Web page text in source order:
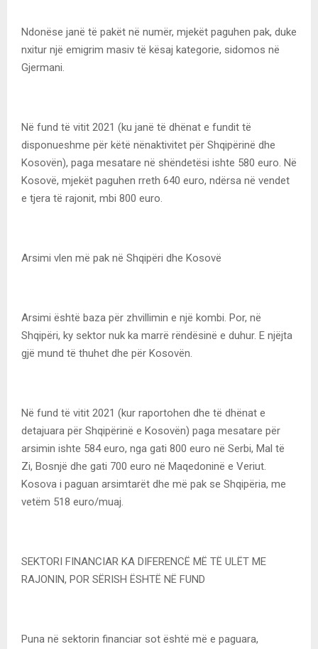
Ndonëse janë të pakët në numër, mjekët paguhen pak, duke
nxitur një emigrim masiv të kësaj kategorie, sidomos në
Gjermani.
Në fund të vitit 2021 (ku janë të dhënat e fundit të
disponueshme për këtë nënaktivitet për Shqipërinë dhe
Kosovën), paga mesatare në shëndetësi ishte 580 euro. Në
Kosovë, mjekët paguhen rreth 640 euro, ndërsa në vendet
e tjera të rajonit, mbi 800 euro.
Arsimi vlen më pak në Shqipëri dhe Kosovë
Arsimi është baza për zhvillimin e një kombi. Por, në
Shqipëri, ky sektor nuk ka marrë rëndësinë e duhur. E njëjta
gjë mund të thuhet dhe për Kosovën.
Në fund të vitit 2021 (kur raportohen dhe të dhënat e
detajuara për Shqipërinë e Kosovën) paga mesatare për
arsimin ishte 584 euro, nga gati 800 euro në Serbi, Mal të
Zi, Bosnjë dhe gati 700 euro në Maqedoninë e Veriut.
Kosova i paguan arsimtarët dhe më pak se Shqipëria, me
vetëm 518 euro/muaj.
SEKTORI FINANCIAR KA DIFERENCË MË TË ULËT ME
RAJONIN, POR SËRISH ËSHTË NË FUND
Puna në sektorin financiar sot është më e paguara,